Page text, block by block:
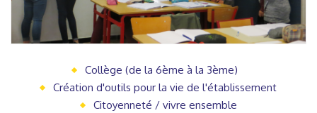
Collège (de la 6ème à la 3ème)
Création d'outils pour la vie de l'établissement
Citoyenneté / vivre ensemble